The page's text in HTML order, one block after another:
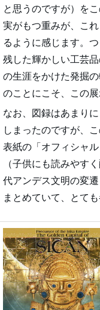
と思うのですが）を
実がもつ重みが、こ
るように感じます。
残した輝かしい工芸
の生涯をかけた発掘
のことにこそ、この
なお、図録はあまり
しまったのですが、
表紙の「オフィシャ
（子供にも読みやす
代アンデス文明の変
まとめていて、とて